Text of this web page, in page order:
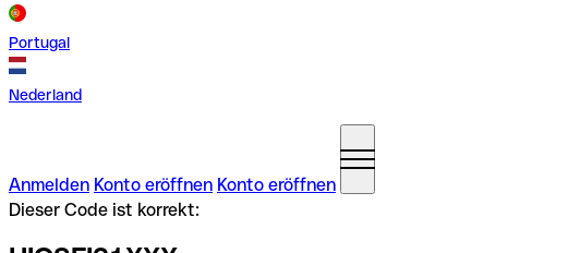
Portugal
Nederland
Anmelden Konto eröffnen Konto eröffnen
Dieser Code ist korrekt: